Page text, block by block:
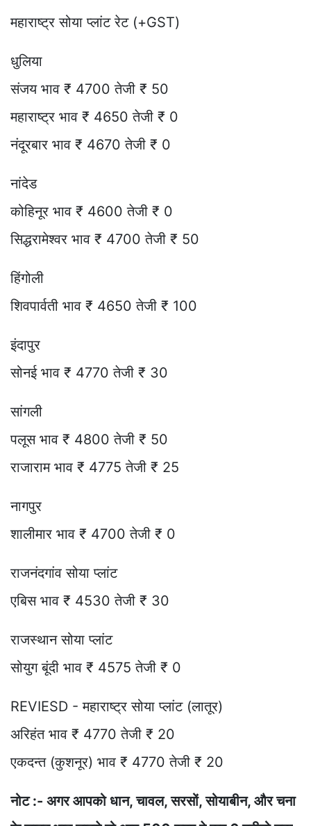
महाराष्ट्र सोया प्लांट रेट (+GST)
धुलिया
संजय भाव ₹ 4700 तेजी ₹ 50
महाराष्ट्र भाव ₹ 4650 तेजी ₹ 0
नंदूरबार भाव ₹ 4670 तेजी ₹ 0
नांदेड
कोहिनूर भाव ₹ 4600 तेजी ₹ 0
सिद्धरामेश्वर भाव ₹ 4700 तेजी ₹ 50
हिंगोली
शिवपार्वती भाव ₹ 4650 तेजी ₹ 100
इंदापुर
सोनई भाव ₹ 4770 तेजी ₹ 30
सांगली
पलूस भाव ₹ 4800 तेजी ₹ 50
राजाराम भाव ₹ 4775 तेजी ₹ 25
नागपुर
शालीमार भाव ₹ 4700 तेजी ₹ 0
राजनंदगांव सोया प्लांट
एबिस भाव ₹ 4530 तेजी ₹ 30
राजस्थान सोया प्लांट
सोयुग बूंदी भाव ₹ 4575 तेजी ₹ 0
REVIESD - महाराष्ट्र सोया प्लांट (लातूर)
अरिहंत भाव ₹ 4770 तेजी ₹ 20
एकदन्त (कुशनूर) भाव ₹ 4770 तेजी ₹ 20
नोट :- अगर आपको धान, चावल, सरसों, सोयाबीन, और चना